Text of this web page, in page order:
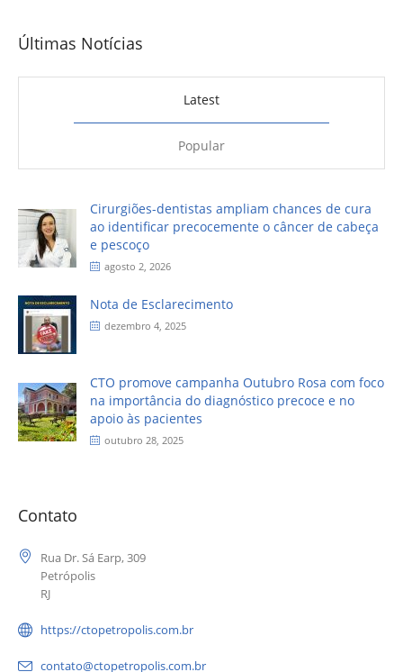
Últimas Notícias
Latest
Popular
Cirurgiões-dentistas ampliam chances de cura
ao identificar precocemente o câncer de cabeça
e pescoço
agosto 2, 2026
Nota de Esclarecimento
dezembro 4, 2025
CTO promove campanha Outubro Rosa com foco
na importância do diagnóstico precoce e no
apoio às pacientes
outubro 28, 2025
Contato
Rua Dr. Sá Earp, 309
Petrópolis
RJ
https://ctopetropolis.com.br
contato@ctopetropolis.com.br